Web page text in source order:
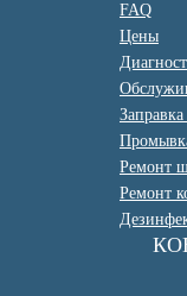
FAQ
Цены
Ремонт
Ремонт